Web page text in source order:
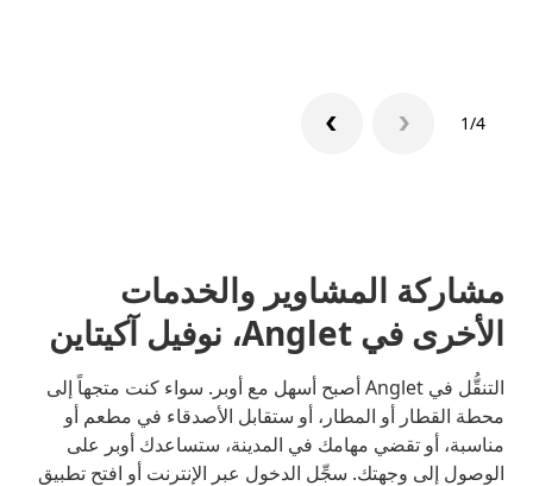
1/4
مشاركة المشاوير والخدمات
الأخرى في Anglet، نوفيل آكيتاين
التنقُّل في Anglet أصبح أسهل مع أوبر. سواء كنت متجهاً إلى
محطة القطار أو المطار، أو ستقابل الأصدقاء في مطعم أو
مناسبة، أو تقضي مهامك في المدينة، ستساعدك أوبر على
الوصول إلى وجهتك. سجِّل الدخول عبر الإنترنت أو افتح تطبيق